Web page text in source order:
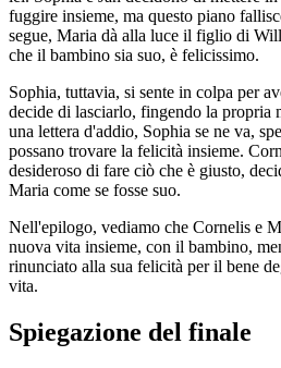
fuggire insieme, ma questo piano
segue, Maria dà alla luce il figlio di
che il bambino sia suo, è felicissimo.
Sophia, tuttavia, si sente in colpa per
decide di lasciarlo, fingendo la propria
una lettera d'addio, Sophia se ne va,
possano trovare la felicità insieme.
desideroso di fare ciò che è giusto,
Maria come se fosse suo.
Nell'epilogo, vediamo che Cornelis e
nuova vita insieme, con il bambino,
rinunciato alla sua felicità per il bene
vita.
Spiegazione del finale